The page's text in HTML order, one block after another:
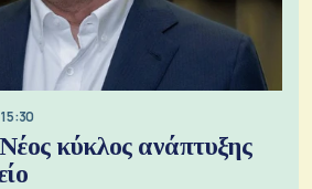
κύκλος ανάπτυξης